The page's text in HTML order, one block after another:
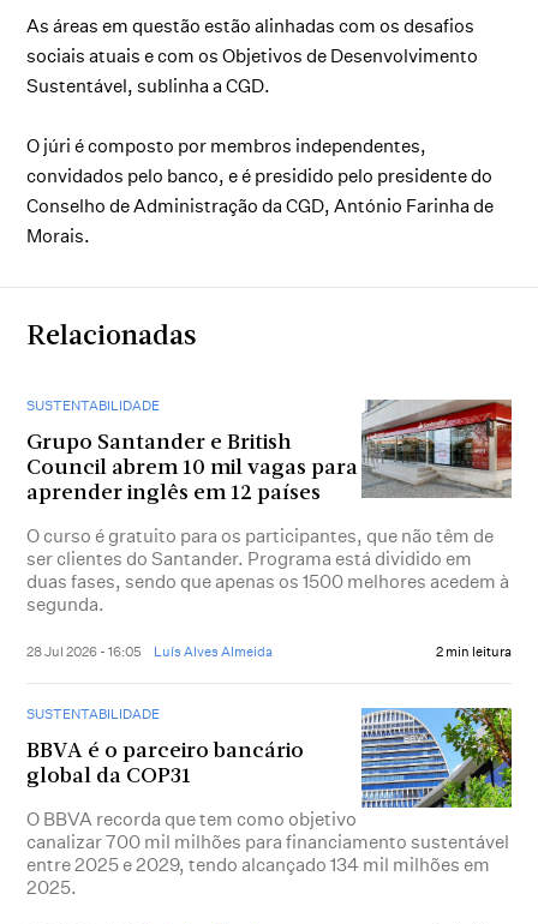
As áreas em questão estão alinhadas com os desafios
sociais atuais e com os Objetivos de Desenvolvimento
Sustentável, sublinha a CGD.
O júri é composto por membros independentes,
convidados pelo banco, e é presidido pelo presidente do
Conselho de Administração da CGD, António Farinha de
Morais.
Relacionadas
SUSTENTABILIDADE
Grupo Santander e British
Council abrem 10 mil vagas para
aprender inglês em 12 países
O curso é gratuito para os participantes, que não têm de
ser clientes do Santander. Programa está dividido em
duas fases, sendo que apenas os 1500 melhores acedem à
segunda.
28 Jul 2026 - 16:05 Luís Alves Almeida 2 min leitura
SUSTENTABILIDADE
BBVA é o parceiro bancário
global da COP31
O BBVA recorda que tem como objetivo
canalizar 700 mil milhões para financiamento sustentável
entre 2025 e 2029, tendo alcançado 134 mil milhões em
2025.